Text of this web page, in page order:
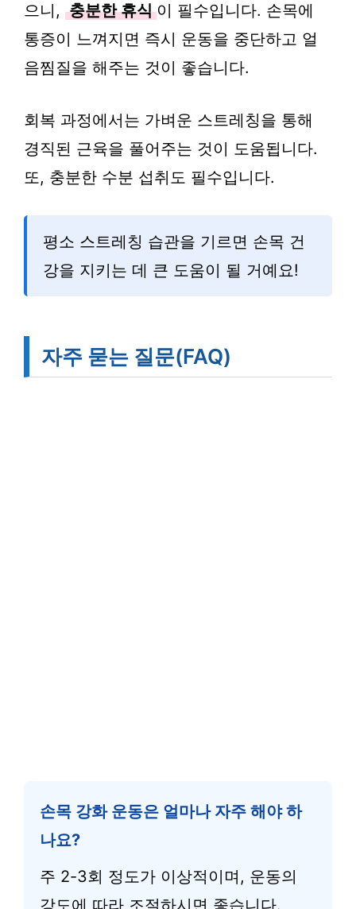
으니, 충분한 휴식 이 필수입니다. 손목에
통증이 느껴지면 즉시 운동을 중단하고 얼
음찜질을 해주는 것이 좋습니다.
회복 과정에서는 가벼운 스트레칭을 통해
경직된 근육을 풀어주는 것이 도움됩니다.
또, 충분한 수분 섭취도 필수입니다.
평소 스트레칭 습관을 기르면 손목 건
강을 지키는 데 큰 도움이 될 거예요!
자주 묻는 질문(FAQ)
손목 강화 운동은 얼마나 자주 해야 하
나요?
주 2-3회 정도가 이상적이며, 운동의
강도에 따라 조절하시면 좋습니다.